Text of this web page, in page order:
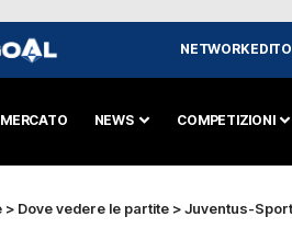
NETWORK
MERCATO NEWS COMPETIZIONI
> Dove vedere le partite >Juventus-Sporting in streaming su NOW: come vedere